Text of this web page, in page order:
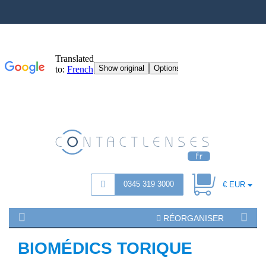
0345 319 3000 € EUR
RÉORGANISER
BIOMÉDICS TORIQUE